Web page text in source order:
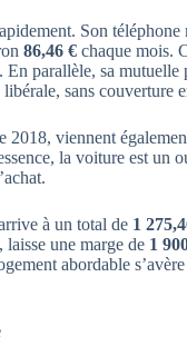
Son
86,46 € chaque mois.
parallèle, sa mutuelle
sans couverture
2018, viennent
la voiture est un
à un total de 1
une marge de 1
abordable